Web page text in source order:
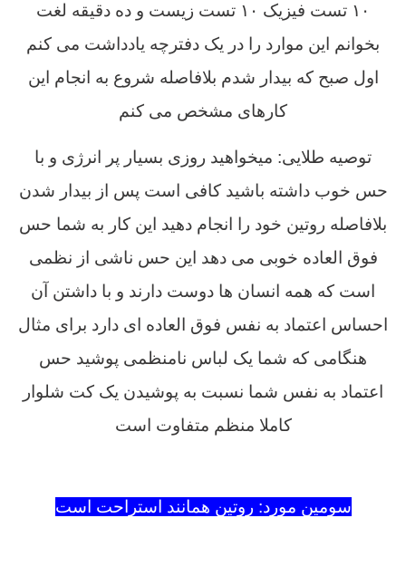
۱۰ تست فیزیک ۱۰ تست زیست و ده دقیقه لغت
بخوانم این موارد را در یک دفترچه یادداشت می کنم
اول صبح که بیدار شدم بلافاصله شروع به انجام این
کارهای مشخص می کنم
توصیه طلایی: میخواهید روزی بسیار پر انرژی و با
حس خوب داشته باشید کافی است پس از بیدار شدن
بلافاصله روتین خود را انجام دهید این کار به شما حس
فوق العاده خوبی می دهد این حس ناشی از نظمی
است که همه انسان ها دوست دارند و با داشتن آن
احساس اعتماد به نفس فوق العاده ای دارد برای مثال
هنگامی که شما یک لباس نامنظمی پوشید حس
اعتماد به نفس شما نسبت به پوشیدن یک کت شلوار
کاملا منظم متفاوت است
سومین مورد: روتین همانند استراحت است